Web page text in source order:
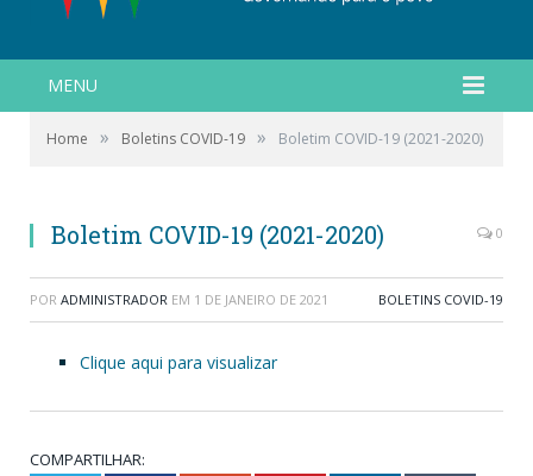
MENU
Home » Boletins COVID-19 » Boletim COVID-19 (2021-2020)
Boletim COVID-19 (2021-2020) 0
POR ADMINISTRADOR EM 1 DE JANEIRO DE 2021 BOLETINS COVID-19
Clique aqui para visualizar
COMPARTILHAR: